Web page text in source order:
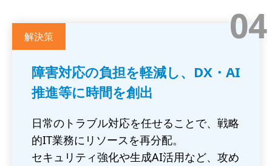
04
解決策
障害対応の負担を軽減し、DX・AI
推進等に時間を創出
日常のトラブル対応を任せることで、戦略
的IT業務にリソースを再分配。
セキュリティ強化や生成AI活用など、攻め